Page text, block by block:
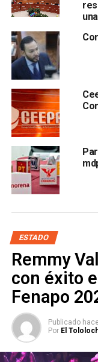
licenciatura
Santiago
Kemp
Las calificaciones
general de la
Castillo, en
Actualmente, el
juicios
a las magistraturas,
designaciones:
yJosé de Jesús
ESTADO
Remmy
con éxito
Fenapo
Publicado
Por El